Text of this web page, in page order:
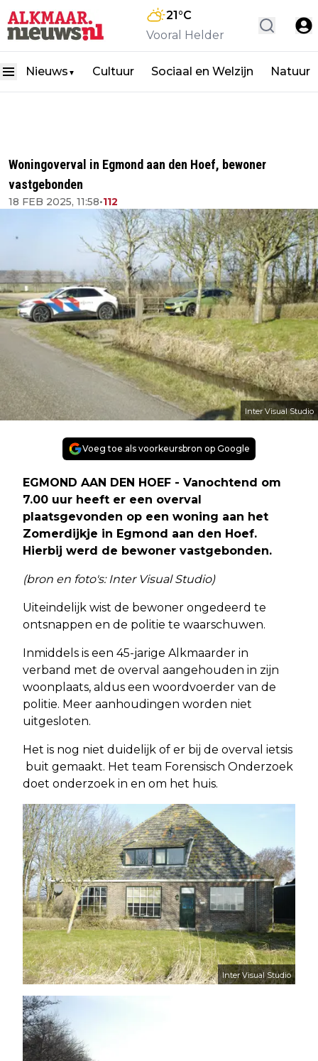
21°C
Vooral Helder
Nieuws ▼ Cultuur Sociaal en Welzijn Natuur
Woningoverval in Egmond aan den Hoef, bewoner
vastgebonden
18 FEB 2025, 11:58•112
Inter Visual Studio
Voeg toe als voorkeursbron op Google
EGMOND AAN DEN HOEF - Vanochtend om
7.00 uur heeft er een overval
plaatsgevonden op een woning aan het
Zomerdijkje in Egmond aan den Hoef.
Hierbij werd de bewoner vastgebonden.
(bron en foto's: Inter Visual Studio)
Uiteindelijk wist de bewoner ongedeerd te
ontsnappen en de politie te waarschuwen.
Inmiddels is een 45-jarige Alkmaarder in
verband met de overval aangehouden in zijn
woonplaats, aldus een woordvoerder van de
politie. Meer aanhoudingen worden niet
uitgesloten.
Het is nog niet duidelijk of er bij de overval ietsis
buit gemaakt. Het team Forensisch Onderzoek
doet onderzoek in en om het huis.
Inter Visual Studio